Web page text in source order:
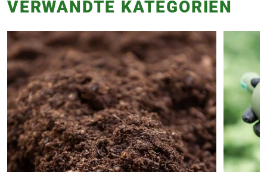
VERWANDTE KATEGORIEN